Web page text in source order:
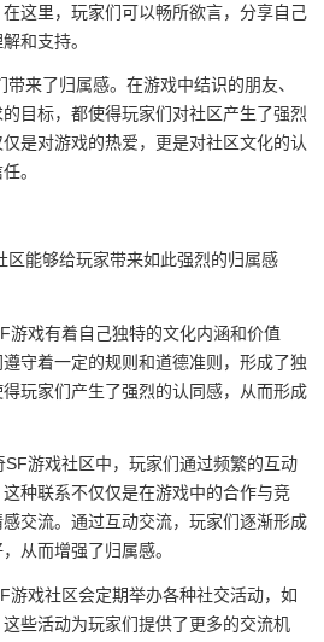
这里，玩家们可以畅所欲言，分享自己
和支持。
来了归属感。在游戏中结识的朋友、
目标，都使得玩家们对社区产生了强烈
是对游戏的热爱，更是对社区文化的认
。
区能够给玩家带来如此强烈的归属感
游戏有着自己独特的文化内涵和价值
守着一定的规则和道德准则，形成了独
玩家们产生了强烈的认同感，从而形成
游戏社区中，玩家们通过频繁的互动
种联系不仅仅是在游戏中的合作与竞
交流。通过互动交流，玩家们逐渐形成
从而增强了归属感。
游戏社区会定期举办各种社交活动，如
些活动为玩家们提供了更多的交流机